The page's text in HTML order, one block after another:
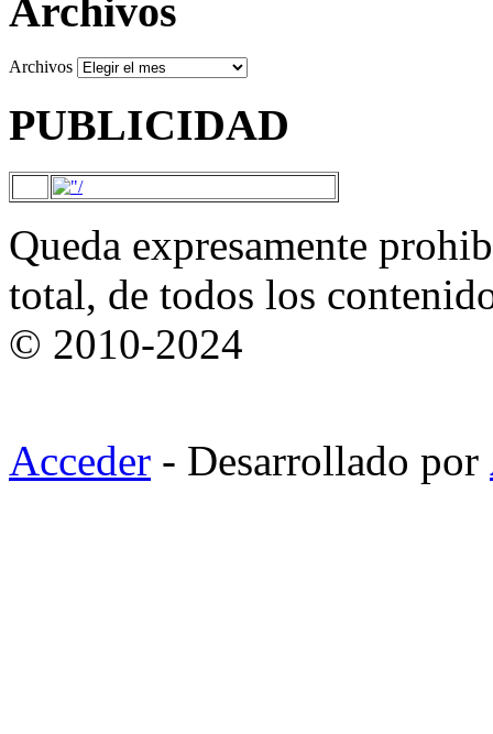
Archivos
Archivos
PUBLICIDAD
Queda expresamente
total, de todos los
© 2010-2024
Acceder - Desarrollado por